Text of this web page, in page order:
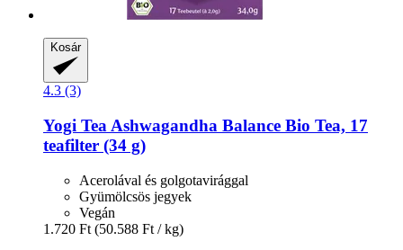
Kosár
4.3 (3)
Yogi Tea Ashwagandha Balance Bio Tea, 17
teafilter (34 g)
Acerolával és golgotavirággal
Gyümölcsös jegyek
Vegán
1.720 Ft (50.588 Ft / kg)